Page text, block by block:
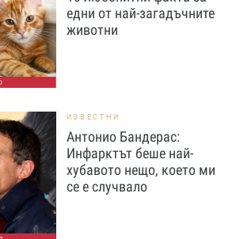
едни от най-загадъчните
животни
ИЗВЕСТНИ
Антонио Бандерас:
Инфарктът беше най-
хубавото нещо, което ми
се е случвало